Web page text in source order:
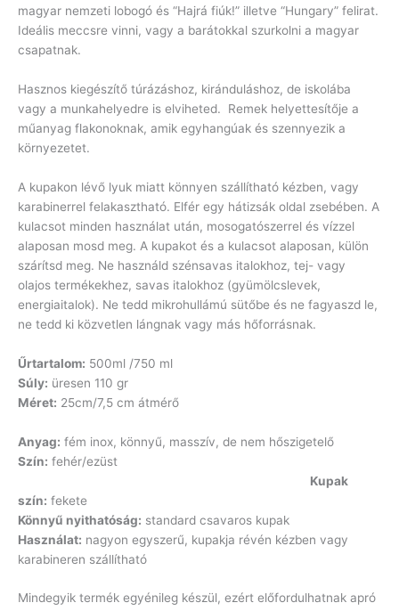
magyar nemzeti lobogó és “Hajrá fiúk!” illetve “Hungary” felirat.
Ideális meccsre vinni, vagy a barátokkal szurkolni a magyar
csapatnak.
Hasznos kiegészítő túrázáshoz, kiránduláshoz, de iskolába
vagy a munkahelyedre is elviheted. Remek helyettesítője a
műanyag flakonoknak, amik egyhangúak és szennyezik a
környezetet.
A kupakon lévő lyuk miatt könnyen szállítható kézben, vagy
karabinerrel felakasztható. Elfér egy hátizsák oldal zsebében. A
kulacsot minden használat után, mosogatószerrel és vízzel
alaposan mosd meg. A kupakot és a kulacsot alaposan, külön
szárítsd meg. Ne használd szénsavas italokhoz, tej- vagy
olajos termékekhez, savas italokhoz (gyümölcslevek,
energiaitalok). Ne tedd mikrohullámú sütőbe és ne fagyaszd le,
ne tedd ki közvetlen lángnak vagy más hőforrásnak.
Űrtartalom: 500ml /750 ml
Súly: üresen 110 gr
Méret: 25cm/7,5 cm átmérő
Anyag: fém inox, könnyű, masszív, de nem hőszigetelő
Szín: fehér/ezüst
Kupak
szín: fekete
Könnyű nyithatóság: standard csavaros kupak
Használat: nagyon egyszerű, kupakja révén kézben vagy
karabineren szállítható
Mindegyik termék egyénileg készül, ezért előfordulhatnak apró